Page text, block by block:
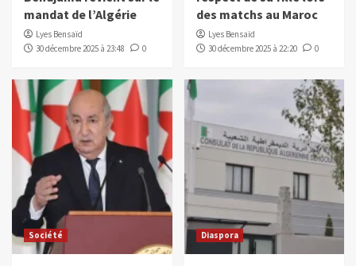
mandat de l’Algérie
Lyes Bensaïd
30 décembre 2025 à 23:48
0
des matchs au Maroc
Lyes Bensaïd
30 décembre 2025 à 22:20
0
Société Diaspora